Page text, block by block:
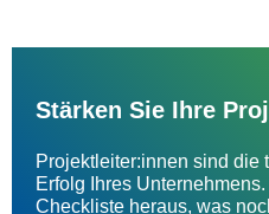
Stärken Sie Ihre
Projektleiter:innen sind die
Erfolg Ihres
Checkliste heraus, was